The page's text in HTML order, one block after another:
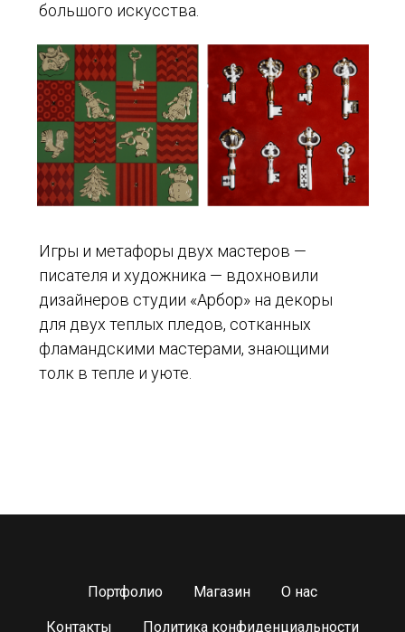
большого искусства.
Игры и метафоры двух мастеров —
писателя и художника — вдохновили
дизайнеров студии «Арбор» на декоры
для двух теплых пледов, сотканных
фламандскими мастерами, знающими
толк в тепле и уюте.
Портфолио Магазин О нас
Контакты Политика конфиденциальности